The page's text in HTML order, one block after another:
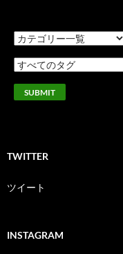
TWITTER
ツイート
INSTAGRAM